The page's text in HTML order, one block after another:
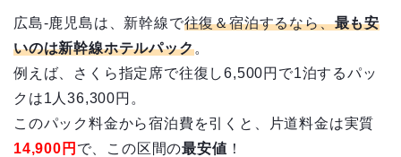
広島-鹿児島は、新幹線で往復＆宿泊するなら、最も安
いのは新幹線ホテルパック。
例えば、さくら指定席で往復し6,500円で1泊するパッ
クは1人36,300円。
このパック料金から宿泊費を引くと、片道料金は実質
14,900円 で、この区間の最安値 ！